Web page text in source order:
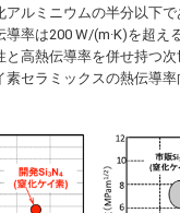
アルミニウムの半分以下
率は200 W/(m·K)を超え
と高熱伝導率を併せ持つ
素セラミックスの熱伝導